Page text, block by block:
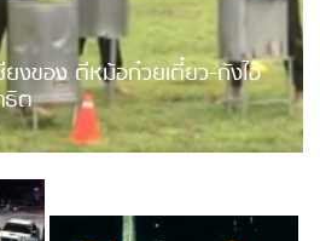
ยงของ ตีหม้อก๋วยเตี๋ยว-ถังไอ
ธิต